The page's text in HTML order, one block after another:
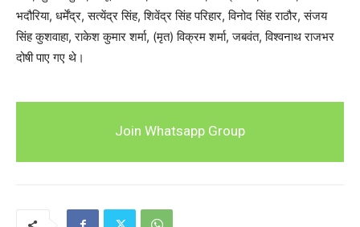
भदौरिया, धर्मेंद्र, सत्येंद्र सिंह, शिवेंद्र सिंह परिहार, विनोद सिंह राठौर, संजय
सिंह कुशवाहा, राकेश कुमार शर्मा, (मृत) विक्रम शर्मा, जबवंत, विश्वनाथ राजभर
दोषी पाए गए थे।
Join Whatsapp Group